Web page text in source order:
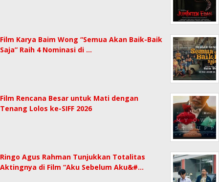
Film Karya Baim Wong “Semua Akan Baik-Baik
Saja” Raih 4 Nominasi di …
Film Rencana Besar untuk Mati dengan
Tenang Lolos ke-SIFF 2026
Ringo Agus Rahman Tunjukkan Totalitas
Aktingnya di Film “Aku Sebelum Aku&#…